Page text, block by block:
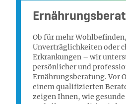
Ob für mehr
Unverträglichkeiten oder
Erkrankungen – wir
persönlicher und
Ernährungsberatung. Vor
einem qualifizierten
zeigen Ihnen, wie